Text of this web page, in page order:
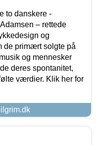
to danskere -
– rettede
og
de primært solgte på
og mennesker
deres spontanitet,
værdier. Klik her for